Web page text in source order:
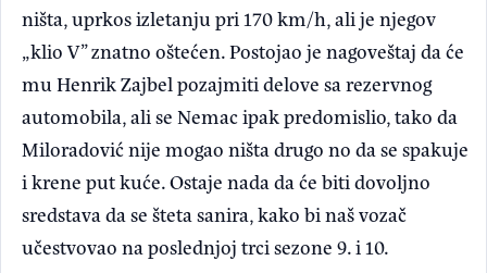
ništa, uprkos izletanju pri 170 km/h, ali je njegov
„klio V” znatno oštećen. Postojao je nagoveštaj da će
mu Henrik Zajbel pozajmiti delove sa rezervnog
automobila, ali se Nemac ipak predomislio, tako da
Miloradović nije mogao ništa drugo no da se spakuje
i krene put kuće. Ostaje nada da će biti dovoljno
sredstava da se šteta sanira, kako bi naš vozač
učestvovao na poslednjoj trci sezone 9. i 10.